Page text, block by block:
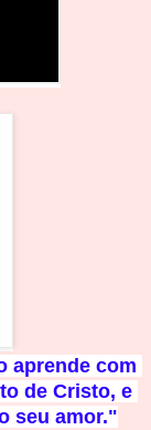
aprende com
de Cristo, e
seu amor."